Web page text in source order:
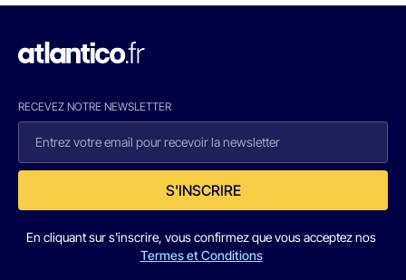
RECEVEZ NOTRE NEWSLETTER
S'INSCRIRE
En cliquant sur s'inscrire, vous confirmez que vous acceptez nos
Termes et Conditions